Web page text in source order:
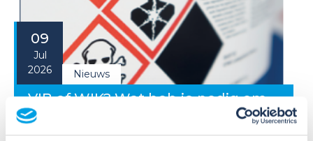
09
Jul
2026
Nieuws
VIB of WIK? Wat heb je nodig om
veilig te werken met gevaarlijke
stoffen?